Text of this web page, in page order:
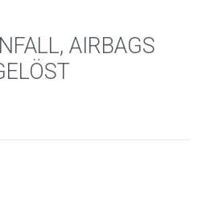
AIRBAGS